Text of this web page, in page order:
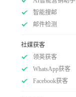
智能搜邮
邮件检测
社媒获客
领英获客
WhatsApp获客
Facebook获客